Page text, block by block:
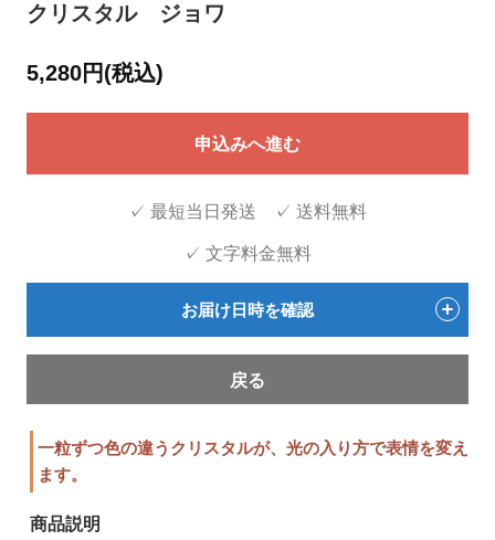
クリスタル ジョワ
一粒ずつ色の違うクリスタルが、光の入り方で表情を変え
ます。
商品説明
5,280円(税込)
申込みへ進む
✓ 最短当日発送 ✓ 送料無料
✓ 文字料金無料
お届け日時を確認
戻る